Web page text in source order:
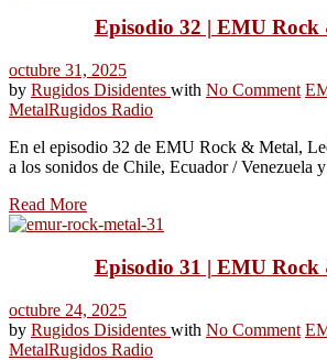
Episodio 32 | EMU
octubre 31, 2025
by Rugidos Disidentes with No Comment
MetalRugidos Radio
En el episodio 32 de EMU Rock & Metal,
a los sonidos de Chile, Ecuador / Venezuela
Read More
Episodio 31 | EMU
octubre 24, 2025
by Rugidos Disidentes with No Comment
MetalRugidos Radio